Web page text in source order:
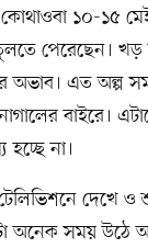
১০-১৫
পেরেছেন। খড়
অভাব। এত অল্প
বাইরে।
হচ্ছে না।
দেখে ও
অনেক সময় উঠে